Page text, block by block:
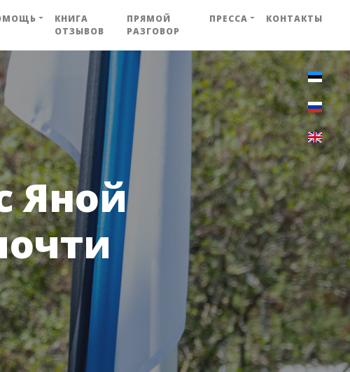
КНИГА
ОТЗЫВОВ
ПРЯМОЙ
РАЗГОВОР
ПРЕССА КОНТАКТЫ
Яной